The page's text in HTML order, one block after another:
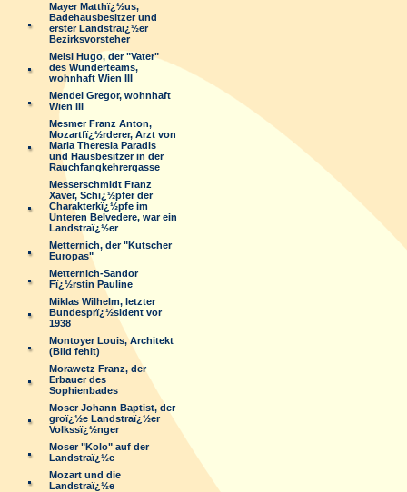
Mayer Matthï¿½us,
Badehausbesitzer und
erster Landstraï¿½er
Bezirksvorsteher
Meisl Hugo, der "Vater"
des Wunderteams,
wohnhaft Wien III
Mendel Gregor, wohnhaft
Wien III
Mesmer Franz Anton,
Mozartfï¿½rderer, Arzt von
Maria Theresia Paradis
und Hausbesitzer in der
Rauchfangkehrergasse
Messerschmidt Franz
Xaver, Schï¿½pfer der
Charakterkï¿½pfe im
Unteren Belvedere, war ein
Landstraï¿½er
Metternich, der "Kutscher
Europas"
Metternich-Sandor
Fï¿½rstin Pauline
Miklas Wilhelm, letzter
Bundesprï¿½sident vor
1938
Montoyer Louis, Architekt
(Bild fehlt)
Morawetz Franz, der
Erbauer des
Sophienbades
Moser Johann Baptist, der
groï¿½e Landstraï¿½er
Volkssï¿½nger
Moser "Kolo" auf der
Landstraï¿½e
Mozart und die
Landstraï¿½e